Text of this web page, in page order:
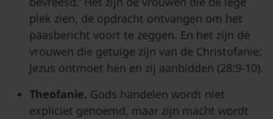
plek zien, de opdracht ontvangen om het
paasbericht voort te zeggen. En het zijn de
vrouwen die getuige zijn van de Christofanie:
Jezus ontmoet hen en zij aanbidden (28:9-10).
Theofanie. Gods handelen wordt niet
expliciet genoemd, maar zijn macht wordt